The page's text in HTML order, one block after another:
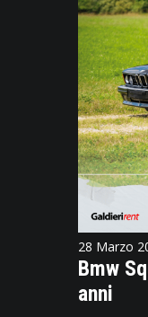
28 Marzo
Bmw
anni